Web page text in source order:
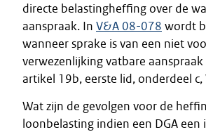
directe belastingheffing over de
aanspraak. In V&A 08-078 wordt
wanneer sprake is van een niet
verwezenlijking vatbare aanspraak
artikel 19b, eerste lid, onderdeel c,
Wat zijn de gevolgen voor de
loonbelasting indien een DGA een